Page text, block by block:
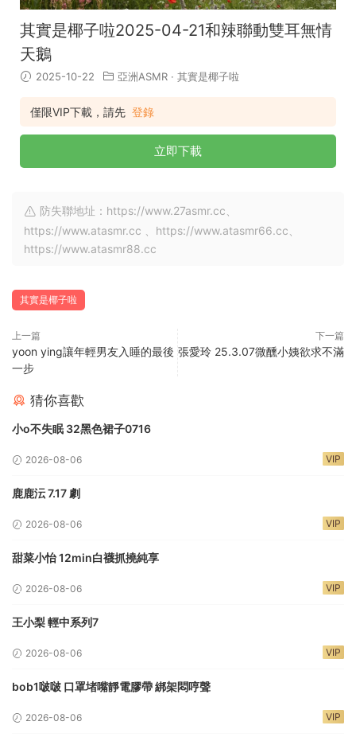
其實是椰子啦2025-04-21和辣聯動雙耳無情
天鵝
2025-10-22 亞洲ASMR · 其實是椰子啦
僅限VIP下載，請先 登錄
立即下載
防失聯地址：https://www.27asmr.cc、
https://www.atasmr.cc 、https://www.atasmr66.cc、
https://www.atasmr88.cc
其實是椰子啦
上一篇
yoon ying讓年輕男友入睡的最後
一步
下一篇
張愛玲 25.3.07微醺小姨欲求不滿
猜你喜歡
小o不失眠 32黑色裙子0716
2026-08-06 VIP
鹿鹿沄 7.17 劇
2026-08-06 VIP
甜菜小怡 12min白襪抓撓純享
2026-08-06 VIP
王小梨 輕中系列7
2026-08-06 VIP
bob1啵啵 口罩堵嘴靜電膠帶 綁架悶哼聲
2026-08-06 VIP